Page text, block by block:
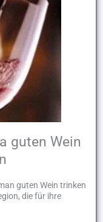
guten Wein
guten Wein trinken
die für ihre